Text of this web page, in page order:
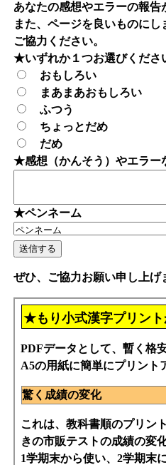
あなたの感想やエラーの報告
また、ページを良いものにし
ご協力ください。
★いずれか１つお選びくださ
おもしろい
まあまあおもしろい
ふつう
ちょっとだめ
だめ
★感想（かんそう）やエラー
★ペンネーム
ぜひ、ご協力お願い申し上げ